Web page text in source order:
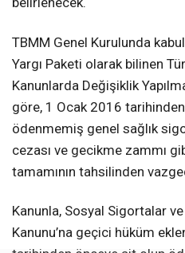
TBMM Genel Kurulunda
Yargı Paketi olarak bilinen
Kanunlarda Değişiklik
göre, 1 Ocak 2016
ödenmemiş genel sağlık
cezası ve gecikme zammı
tamamının tahsilinden
Kanunla, Sosyal Sigortalar
Kanunu’na geçici hüküm